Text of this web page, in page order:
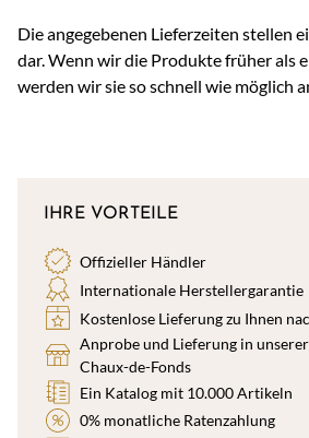
Die angegebenen Lieferzeiten stellen
dar. Wenn wir die Produkte früher als
werden wir sie so schnell wie möglich
IHRE VORTEILE
Offizieller Händler
Internationale Herstellergarantie
Kostenlose Lieferung zu Ihnen
Anprobe und Lieferung in
Chaux-de-Fonds
Ein Katalog mit 10.000 Artikeln
0% monatliche Ratenzahlung